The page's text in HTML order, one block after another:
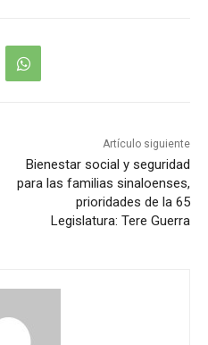
Artículo siguiente
Bienestar social y seguridad
para las familias sinaloenses,
prioridades de la 65
Legislatura: Tere Guerra